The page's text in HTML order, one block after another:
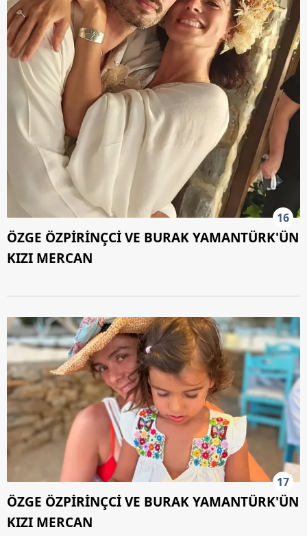
16
ÖZGE ÖZPİRİNÇCİ VE BURAK YAMANTÜRK'ÜN
KIZI MERCAN
17
ÖZGE ÖZPİRİNÇCİ VE BURAK YAMANTÜRK'ÜN
KIZI MERCAN